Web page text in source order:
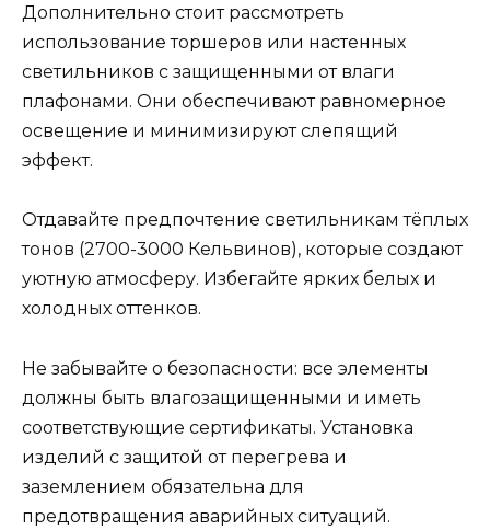
Дополнительно стоит рассмотреть
использование торшеров или настенных
светильников с защищенными от влаги
плафонами. Они обеспечивают равномерное
освещение и минимизируют слепящий
эффект.
Отдавайте предпочтение светильникам тёплых
тонов (2700-3000 Кельвинов), которые создают
уютную атмосферу. Избегайте ярких белых и
холодных оттенков.
Не забывайте о безопасности: все элементы
должны быть влагозащищенными и иметь
соответствующие сертификаты. Установка
изделий с защитой от перегрева и
заземлением обязательна для
предотвращения аварийных ситуаций.